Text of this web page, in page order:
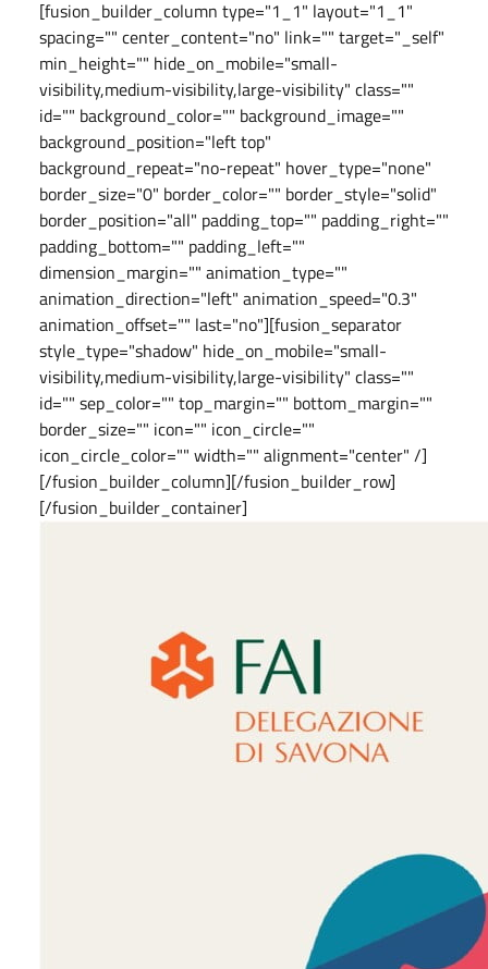
[fusion_builder_column type="1_1" layout="1_1"
spacing="" center_content="no" link="" target="_self"
min_height="" hide_on_mobile="small-
visibility,medium-visibility,large-visibility" class=""
id="" background_color="" background_image=""
background_position="left top"
background_repeat="no-repeat" hover_type="none"
border_size="0" border_color="" border_style="solid"
border_position="all" padding_top="" padding_right=""
padding_bottom="" padding_left=""
dimension_margin="" animation_type=""
animation_direction="left" animation_speed="0.3"
animation_offset="" last="no"][fusion_separator
style_type="shadow" hide_on_mobile="small-
visibility,medium-visibility,large-visibility" class=""
id="" sep_color="" top_margin="" bottom_margin=""
border_size="" icon="" icon_circle=""
icon_circle_color="" width="" alignment="center" /]
[/fusion_builder_column][/fusion_builder_row]
[/fusion_builder_container]